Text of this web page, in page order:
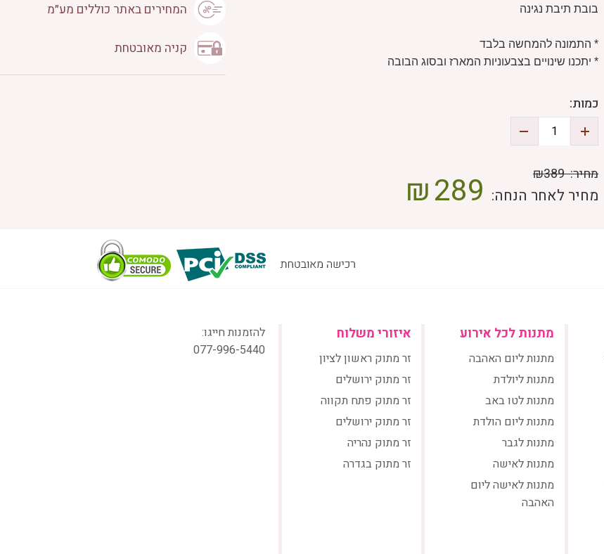
בובת תיבת נגינה
* התמונה להמחשה בלבד
* יתכנו שינויים בצבעוניות המארז ובסוג הבובה
כמות:
מחיר:₪389
מחיר לאחר הנחה: 289
₪
המחירים באתר כוללים מע״מ
קניה מאובטחת
מתנות לכל אירוע
מתנות ליום האהבה
מתנות ליולדת
מתנות לטו באב
מתנות ליום הולדת
מתנות לגבר
מתנות לאישה
מתנות לאישה ליום
האהבה
איזורי משלוח
זר מתוק ראשון לציון
זר מתוק ירושלים
זר מתוק פתח תקווה
זר מתוק ירושלים
זר מתוק נהריה
זר מתוק בגדרה
להזמנות חייגו:
077-996-5440